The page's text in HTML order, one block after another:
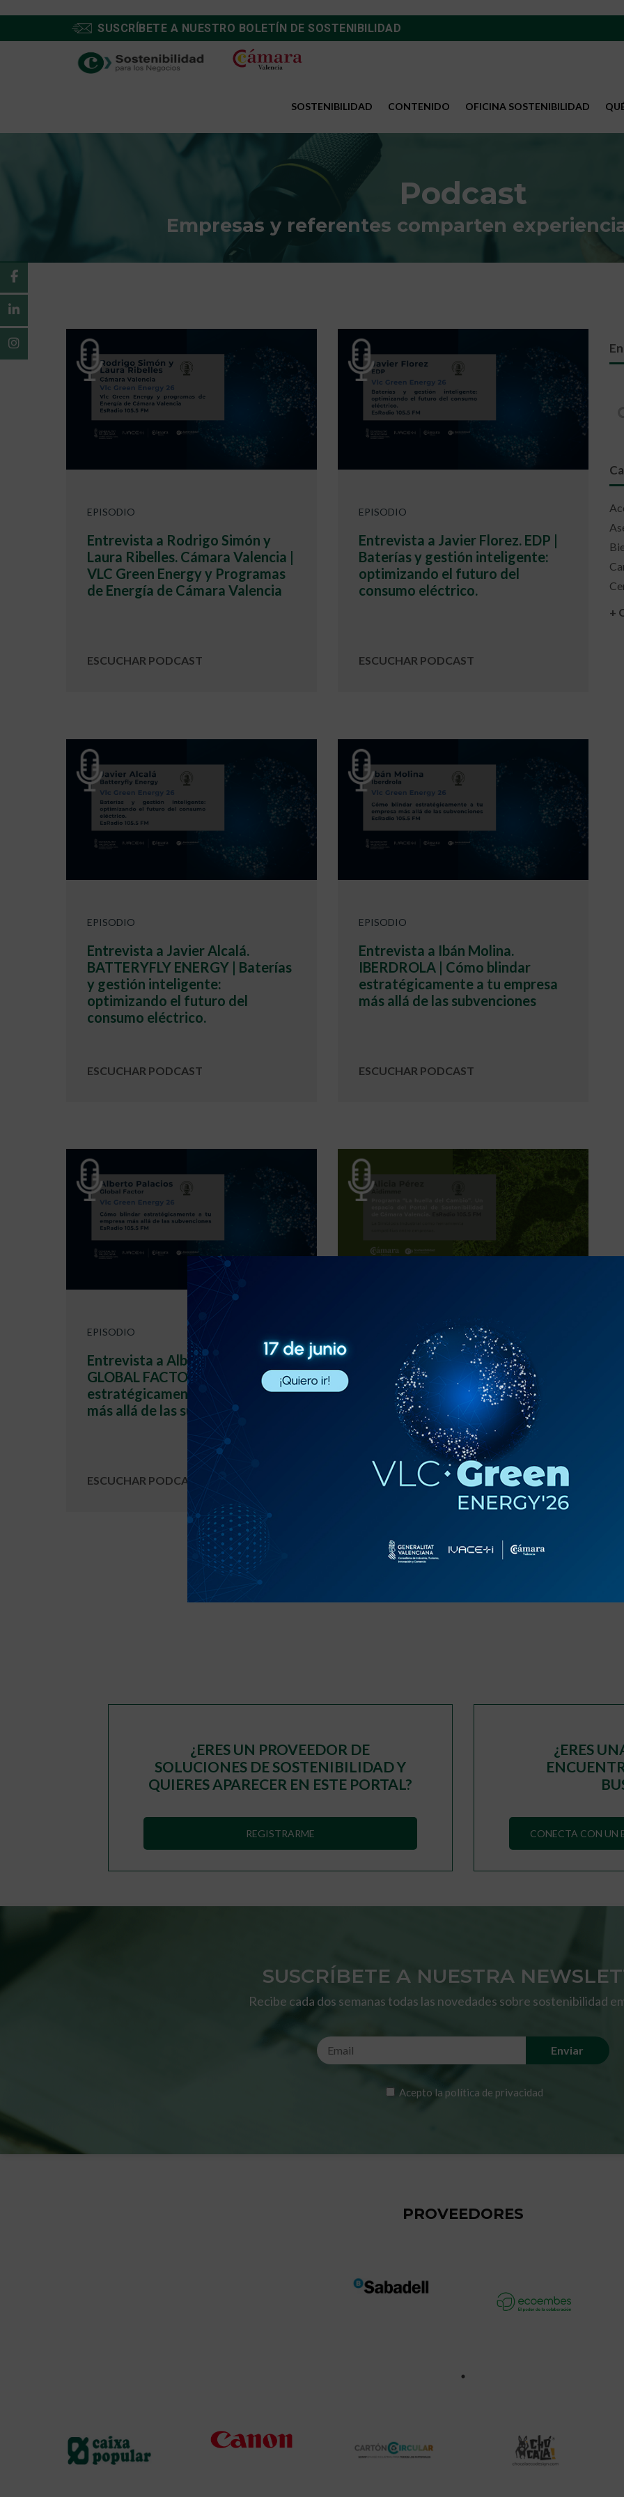
SUSCRÍBETE A NUESTRO BOLETÍN DE SOSTENIBILIDAD
SOSTENIBILIDAD CONTENIDO OFICINA SOSTENIBILIDAD
Podcast
Empresas y referentes comparten
EPISODIO
Entrevista a Rodrigo Simón y
Laura Ribelles. Cámara Valencia |
VLC Green Energy y Programas
de Energía de Cámara Valencia
ESCUCHAR PODCAST
EPISODIO
Entrevista a Javier Florez. EDP |
Baterías y gestión inteligente:
optimizando el futuro del
consumo eléctrico.
ESCUCHAR PODCAST
EPISODIO
Entrevista a Javier Alcalá.
BATTERYFLY ENERGY | Baterías
y gestión inteligente:
optimizando el futuro del
consumo eléctrico.
ESCUCHAR PODCAST
EPISODIO
Entrevista a Ibán Molina.
IBERDROLA | Cómo blindar
estratégicamente a tu empresa
más allá de las subvenciones
ESCUCHAR PODCAST
EPISODIO
Entrevista a Alberto Palacios.
GLOBAL FACTOR | Cómo blindar
estratégicamente a tu empresa
más allá de las subvenciones
ESCUCHAR PODCAST
Entrevista Alicia Pérez. Aidimme
Centro Tecnológico | La Huella
del Cambio, un espacio del Portal
de Sostenibilidad de Cámara
Valencia
ESCUCHAR PODCAST
+
¿ERES UN PROVEEDOR DE
SOLUCIONES DE SOSTENIBILIDAD Y
QUIERES APARECER EN ESTE PORTAL?
REGISTRARME
¿ERES
CONECTA CON UN
SUSCRÍBETE A NUESTRA
Recibe cada dos semanas todas las novedades sobre sostenibilidad
Acepto la política de privacidad
PROVEEDORES